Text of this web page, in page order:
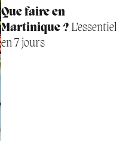
Que faire en
Martinique ?L’essentiel
en 7 jours